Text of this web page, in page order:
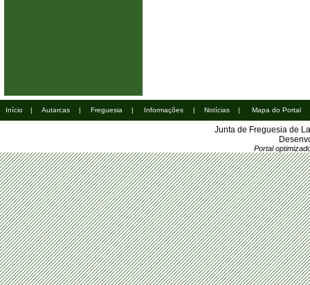
Início | Autarcas | Freguesia | Informações | Notícias | Mapa do Portal
Junta de Freguesia de
Portal